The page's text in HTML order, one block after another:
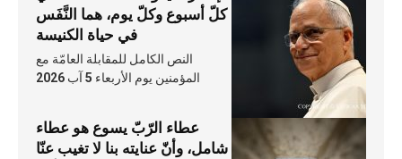
كلّ أسبوع وكلّ يوم، هما النَّفَس
في حياة الكنيسة
النص الكامل للمقابلة العامّة مع
المؤمنين يوم الأربعاء 5 آب 2026
عطاء الرّبّ يسوع هو عطاء
شامل، وأنّ عنايته بنا لا تغيب عنّا